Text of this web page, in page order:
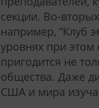
секции. Во-
например, “Клуб
уровнях при
пригодится не
общества. Даже
США и мира